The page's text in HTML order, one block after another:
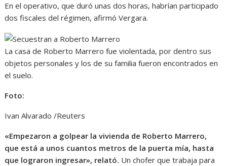
En el operativo, que duró unas dos horas, habrían participado
dos fiscales del régimen, afirmó Vergara.
La casa de Roberto Marrero fue violentada, por dentro sus
objetos personales y los de su familia fueron encontrados en
el suelo.
Foto:
Ivan Alvarado /Reuters
«Empezaron a golpear la vivienda de Roberto Marrero,
que está a unos cuantos metros de la puerta mía, hasta
que lograron ingresar», relató. Un chofer que trabaja para